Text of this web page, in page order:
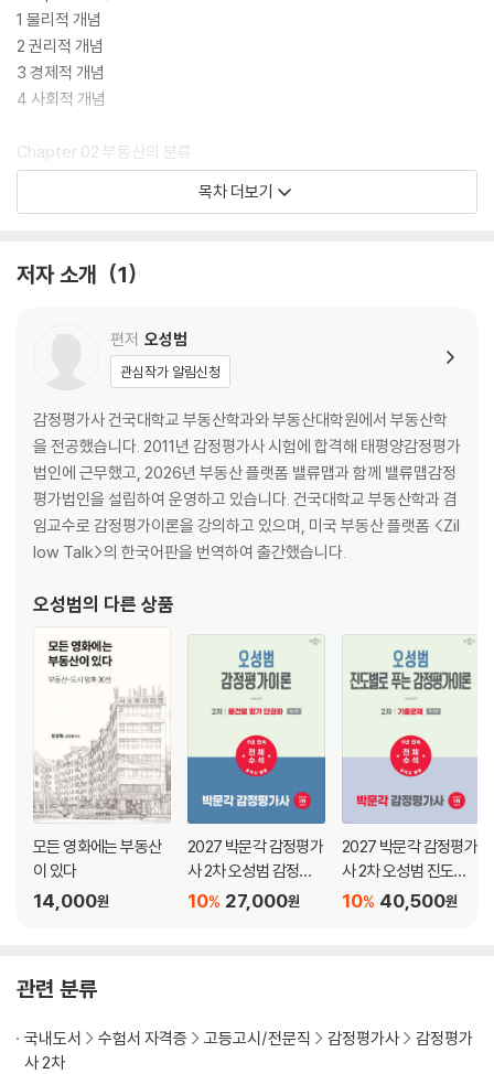
1 물리적 개념
2 권리적 개념
3 경제적 개념
4 사회적 개념
Chapter 02 부동산의 분류
1 용도별 분류(종별)
Chapter 03 부동산의 특성
PART 02 부동산 시장론
Chapter 01 부동산 시장의 개념
1 부동산 시장의 개념
2 부동산 시장의 기능
3 부동산 시장의 분류
5 부동산 시장의 특징
6 부동산 시장의 효율성
Chapter 02 부동산 시장분석
1 시장분석의 개념
2 시장분석의 단계
3 시장분석의 종류
4 감정평가의 시장분석
Chapter 03 부동산 시장 경기변동
1 경기변동의 정의
2 경기변동의 유형
6 경기변동의 측정 및 예측
PART 03 부동산 가격론
목차 더보기
저자 소개 1
편저 오성범
관심작가 알림신청
감정평가사 건국대학교 부동산학과와 부동산대학원에서 부동산학
을 전공했습니다. 2011년 감정평가사 시험에 합격해 태평양감정평가
법인에 근무했고, 2026년 부동산 플랫폼 밸류맵과 함께 밸류맵감정
평가법인을 설립하여 운영하고 있습니다. 건국대학교 부동산학과 겸
임교수로 감정평가이론을 강의하고 있으며, 미국 부동산 플랫폼 <Zil
low Talk>의 한국어판을 번역하여 출간했습니다.
오성범의 다른 상품
모든 영화에는 부동산
이 있다
14,000원
2027 박문각 감정평가
사 2차 오성범 감정평
가이론 물건별 평가 단
27,000원
10%
2027 박문각 감정평가
사 2차 오성범 진도별
로 푸는 감정평가이론
40,500원
10%
관련 분류
국내도서 수험서 자격증 고등고시/전문직 감정평가사
감정평가
사 2차